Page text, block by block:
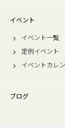
イベント
イベント一覧
定例イベント
イベントカレ
ブログ